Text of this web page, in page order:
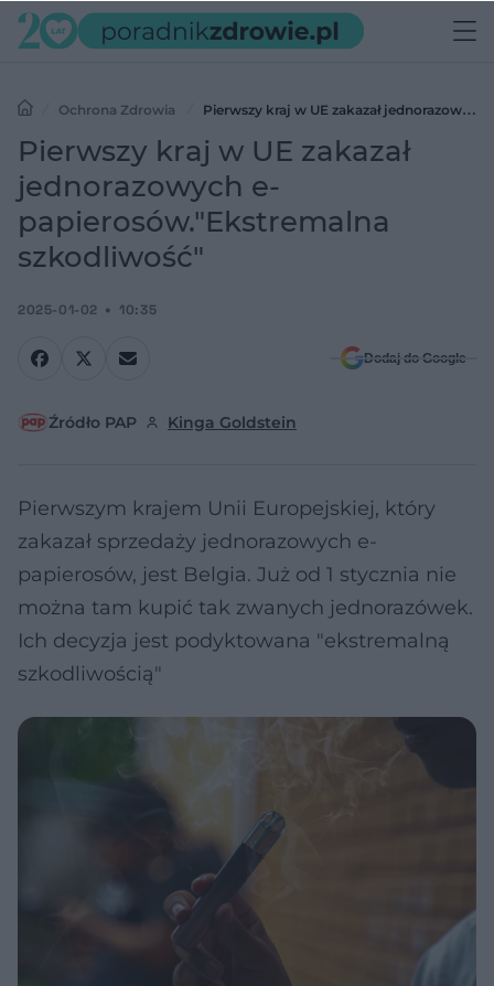
Ochrona Zdrowia
Pierwszy kraj w UE zakazał jednorazowych
e-papierosów."Ekstremalna szkodliwość"
Pierwszy kraj w UE zakazał
jednorazowych e-
papierosów."Ekstremalna
szkodliwość"
2025-01-02 10:35
Dodaj do Google
Źródło PAP Kinga Goldstein
Pierwszym krajem Unii Europejskiej, który
zakazał sprzedaży jednorazowych e-
papierosów, jest Belgia. Już od 1 stycznia nie
można tam kupić tak zwanych jednorazówek.
Ich decyzja jest podyktowana "ekstremalną
szkodliwością"